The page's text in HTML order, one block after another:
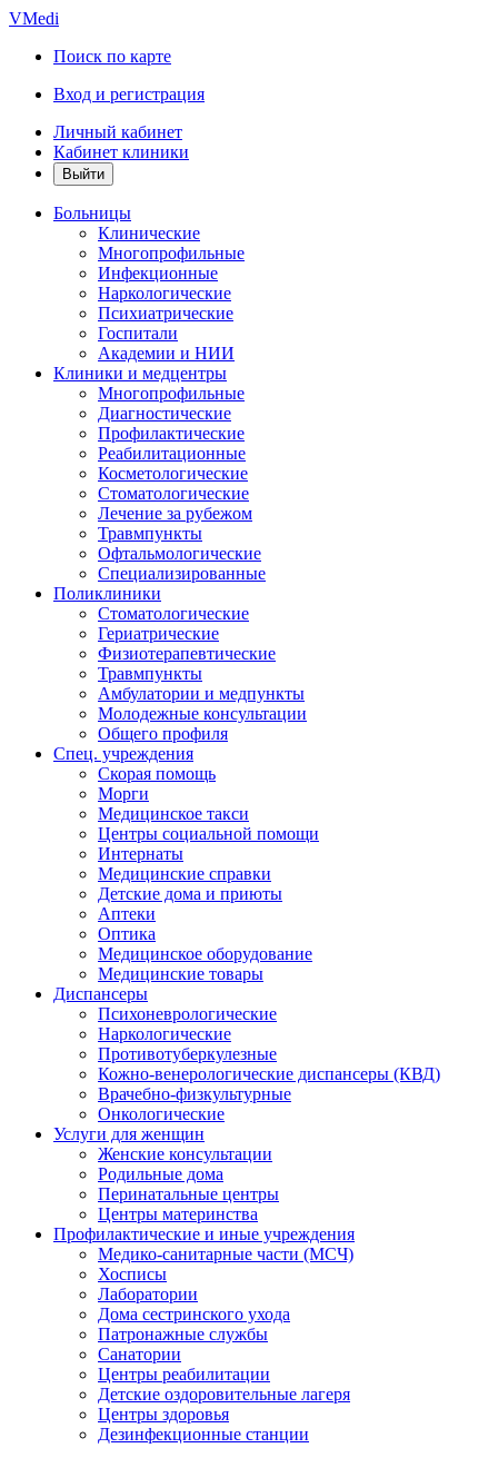
VMedi
Поиск по карте
Вход и регистрация
Личный кабинет
Кабинет клиники
Больницы
Клинические
Многопрофильные
Инфекционные
Наркологические
Психиатрические
Госпитали
Академии и НИИ
Клиники и медцентры
Многопрофильные
Диагностические
Профилактические
Реабилитационные
Косметологические
Стоматологические
Лечение за рубежом
Травмпункты
Офтальмологические
Специализированные
Поликлиники
Стоматологические
Гериатрические
Физиотерапевтические
Травмпункты
Амбулатории и медпункты
Молодежные консультации
Общего профиля
Спец. учреждения
Скорая помощь
Морги
Медицинское такси
Центры социальной помощи
Интернаты
Медицинские справки
Детские дома и приюты
Аптеки
Оптика
Медицинское оборудование
Медицинские товары
Диспансеры
Психоневрологические
Наркологические
Противотуберкулезные
Кожно-венерологические диспансеры (КВД)
Врачебно-физкультурные
Онкологические
Услуги для женщин
Женские консультации
Родильные дома
Перинатальные центры
Центры материнства
Профилактические и иные учреждения
Медико-санитарные части (МСЧ)
Хосписы
Лаборатории
Дома сестринского ухода
Патронажные службы
Санатории
Центры реабилитации
Детские оздоровительные лагеря
Центры здоровья
Дезинфекционные станции